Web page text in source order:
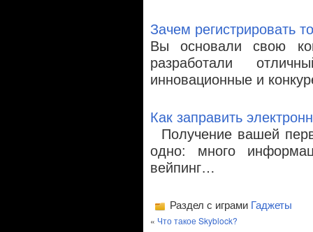
Зачем регистрировать
Вы основали свою
разработали
инновационные и
Как заправить
Получение вашей
одно: много
вейпинг…
Раздел с играми Гаджеты
« Что такое Skyblock?